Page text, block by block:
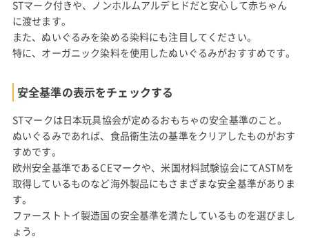
STマーク付きや、ノンホルムアルデヒドだと安心して赤ちゃん
に渡せます。
また、ぬいぐるみを染める染料にも注目してください。
特に、オーガニック染料を使用したぬいぐるみがおすすめです。
安全基準の表示をチェックする
STマークは日本玩具協会が定めるおもちゃの安全基準のこと。
ぬいぐるみであれば、食品衛生法の基準をクリアしたものがおす
すめです。
欧州安全基準であるCEマークや、米国材料試験協会にてASTMを
取得しているものなど海外製品にもさまざまな安全基準がありま
す。
ファーストトイ製造国の安全基準を満たしているものを選びまし
ょう。